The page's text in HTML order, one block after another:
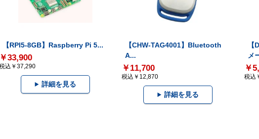
【RPI5-8GB】Raspberry Pi 5...
￥33,900
込￥37,290
詳細を見る
【CHW-TAG4001】Bluetooth
A...
￥11,700
税込￥12,870
詳細を見る
メ
￥
税込